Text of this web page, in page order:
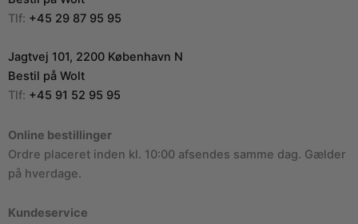
Tlf: +45 29 87 95 95
Jagtvej 101, 2200 København N
Bestil på Wolt
Tlf: +45 91 52 95 95
Online bestillinger
Ordre placeret inden kl. 10:00 afsendes samme dag. Gælder
på hverdage.
Kundeservice